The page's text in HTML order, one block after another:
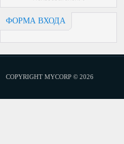
ФОРМА ВХОДА
COPYRIGHT MYCORP © 2026